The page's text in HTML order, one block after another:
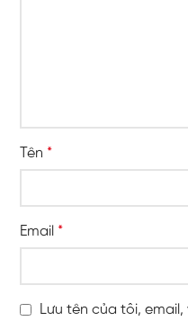
Tên *
Email *
Lưu tên của tôi,